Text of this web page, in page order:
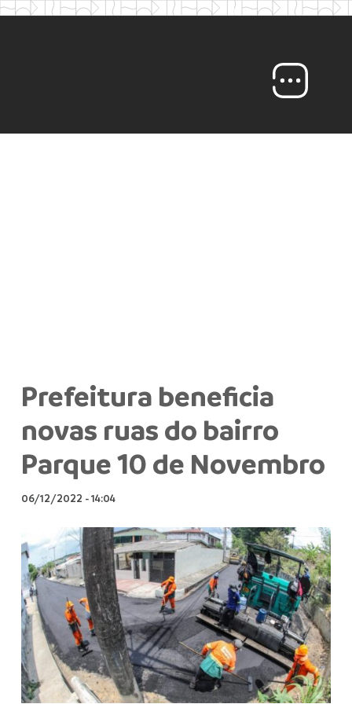
Prefeitura beneficia
novas ruas do bairro
Parque 10 de Novembro
06/12/2022 -14:04